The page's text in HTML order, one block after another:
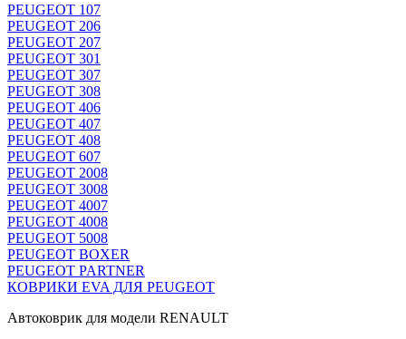
PEUGEOT 107
PEUGEOT 206
PEUGEOT 207
PEUGEOT 301
PEUGEOT 307
PEUGEOT 308
PEUGEOT 406
PEUGEOT 407
PEUGEOT 408
PEUGEOT 607
PEUGEOT 2008
PEUGEOT 3008
PEUGEOT 4007
PEUGEOT 4008
PEUGEOT 5008
PEUGEOT BOXER
PEUGEOT PARTNER
КОВРИКИ EVA ДЛЯ PEUGEOT
Автоковрик для модели RENAULT